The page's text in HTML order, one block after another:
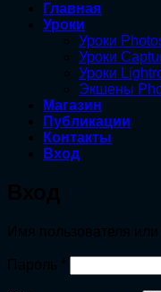
Главная
Уроки
Уроки
Уроки
Уроки
Экшены
Магазин
Публикации
Контакты
Вход